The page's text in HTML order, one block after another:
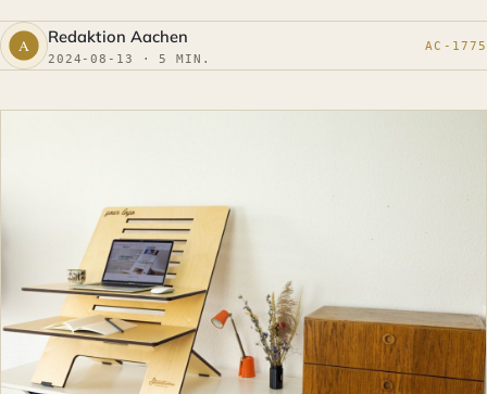
Redaktion Aachen
2024-08-13 · 5 MIN.
AC-1775